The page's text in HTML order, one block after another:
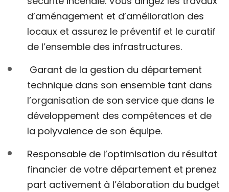
d’aménagement et d’amélioration des
locaux et assurez le préventif et le curatif
de l’ensemble des infrastructures.
Garant de la gestion du département
technique dans son ensemble tant dans
l’organisation de son service que dans le
développement des compétences et de
la polyvalence de son équipe.
Responsable de l’optimisation du résultat
financier de votre département et prenez
part activement à l’élaboration du budget